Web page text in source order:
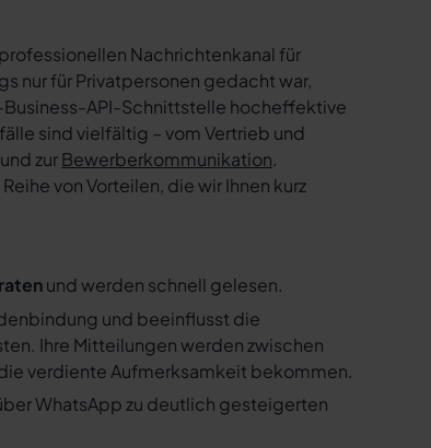
Nachrichtenkanal für
nur für Privatpersonen gedacht war,
API-Schnittstelle hocheffektive
sind vielfältig – vom Vertrieb und
zurBewerberkommunikation.
von Vorteilen, die wir Ihnen kurz
und werden schnell gelesen.
und beeinflusst die
Ihre Mitteilungen werden zwischen
verdiente Aufmerksamkeit bekommen.
WhatsApp zu deutlich gesteigerten